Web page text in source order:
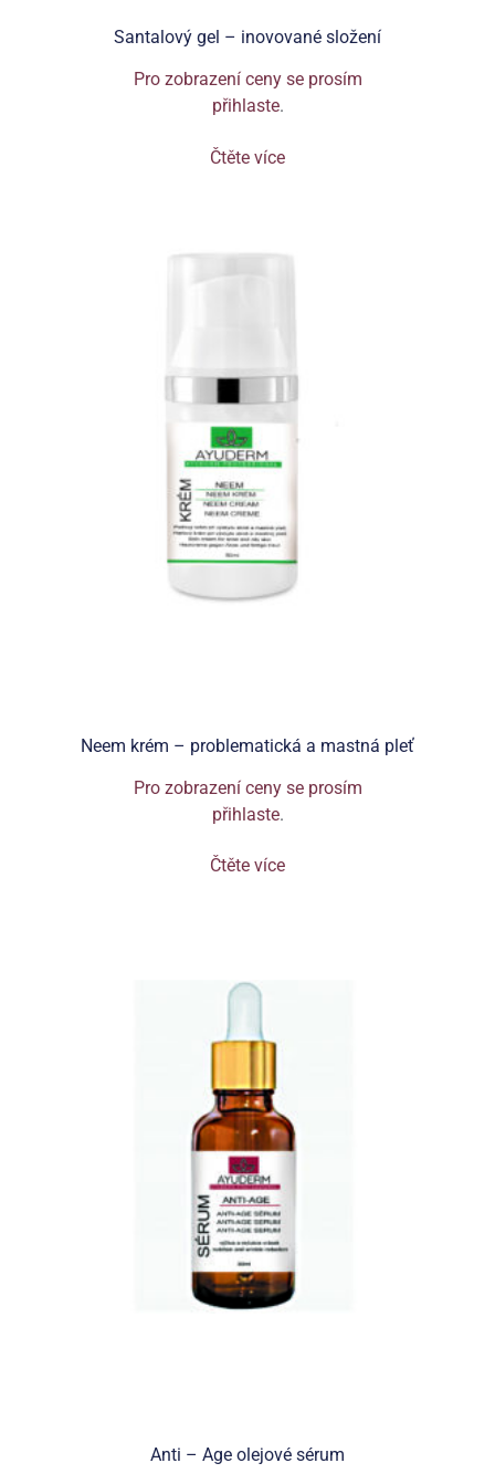
Santalový gel – inovované složení
Pro zobrazení ceny se prosím
přihlaste.
Čtěte více
Neem krém – problematická a mastná pleť
Pro zobrazení ceny se prosím
přihlaste.
Čtěte více
Anti – Age olejové sérum